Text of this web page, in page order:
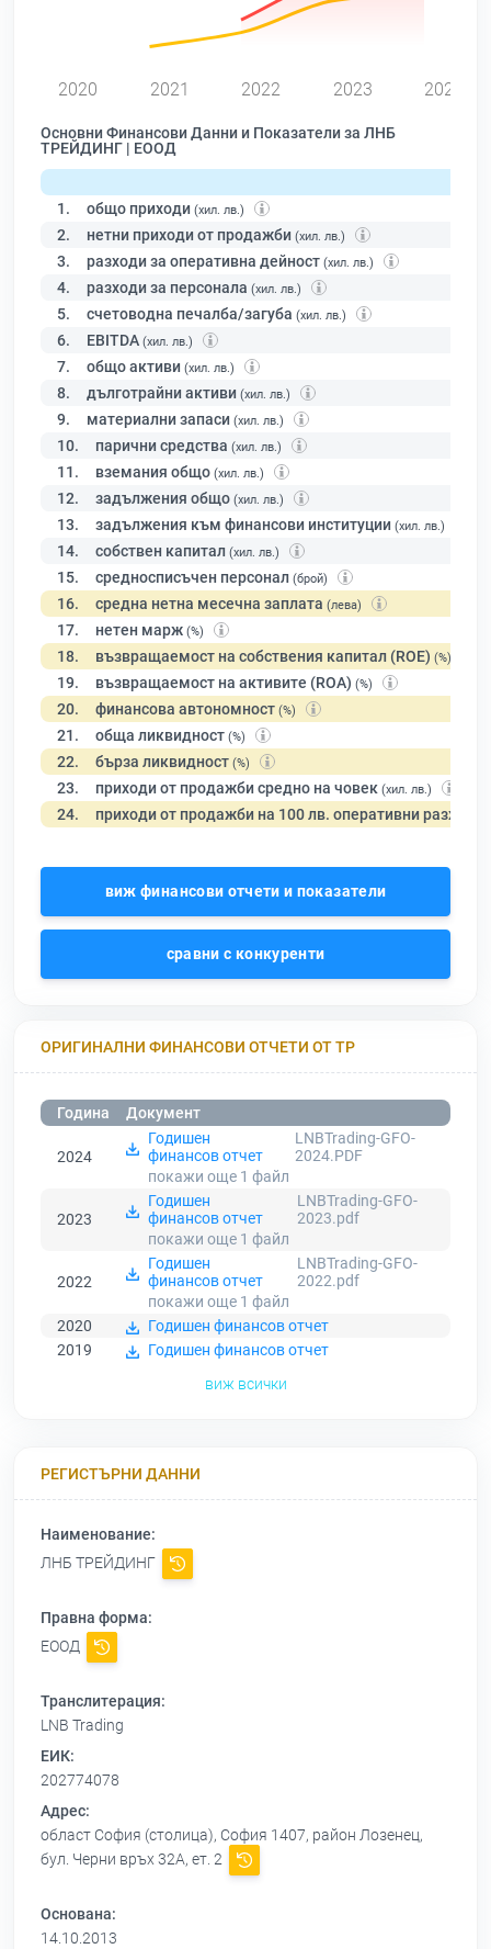
2020 2021 2022 2023 2024
Основни Финансови Данни и Показатели за ЛНБ
ТРЕЙДИНГ | ЕООД
1. общо приходи (хил. лв.)
2. нетни приходи от продажби (хил. лв.)
3. разходи за оперативна дейност (хил. лв.)
4. разходи за персонала (хил. лв.)
5. счетоводна печалба/загуба (хил. лв.)
6. EBITDA (хил. лв.)
7. общо активи (хил. лв.)
8. дълготрайни активи (хил. лв.)
9. материални запаси (хил. лв.)
10. парични средства (хил. лв.)
11. вземания общо (хил. лв.)
12. задължения общо (хил. лв.)
13. задължения към финансови институции (хил. лв.)
14. собствен капитал (хил. лв.)
15. средносписъчен персонал (брой)
16. средна нетна месечна заплата (лева)
17. нетен марж (%)
18. възвращаемост на собствения капитал (ROE) (%)
19. възвращаемост на активите (ROA) (%)
20. финансова автономност (%)
21. обща ликвидност (%)
22. бърза ликвидност (%)
23. приходи от продажби средно на човек (хил. лв.)
24. приходи от продажби на 100 лв. оперативни разходи
виж финансови отчети и показатели
сравни с конкуренти
ОРИГИНАЛНИ ФИНАНСОВИ ОТЧЕТИ ОТ ТР
Година Документ
2024
Годишен
финансов отчет
LNBTrading-GFO-
2024.PDF
покажи още 1 файл
2023
Годишен
финансов отчет
LNBTrading-GFO-
2023.pdf
покажи още 1 файл
2022
Годишен
финансов отчет
LNBTrading-GFO-
2022.pdf
покажи още 1 файл
2020
Годишен финансов отчет
2019
Годишен финансов отчет
виж всички
РЕГИСТЪРНИ ДАННИ
Наименование:
ЛНБ ТРЕЙДИНГ
Правна форма:
ЕООД
Транслитерация:
LNB Trading
ЕИК:
202774078
Адрес:
област София (столица), София 1407, район Лозенец,
бул. Черни връх 32А, ет. 2
Основана:
14.10.2013